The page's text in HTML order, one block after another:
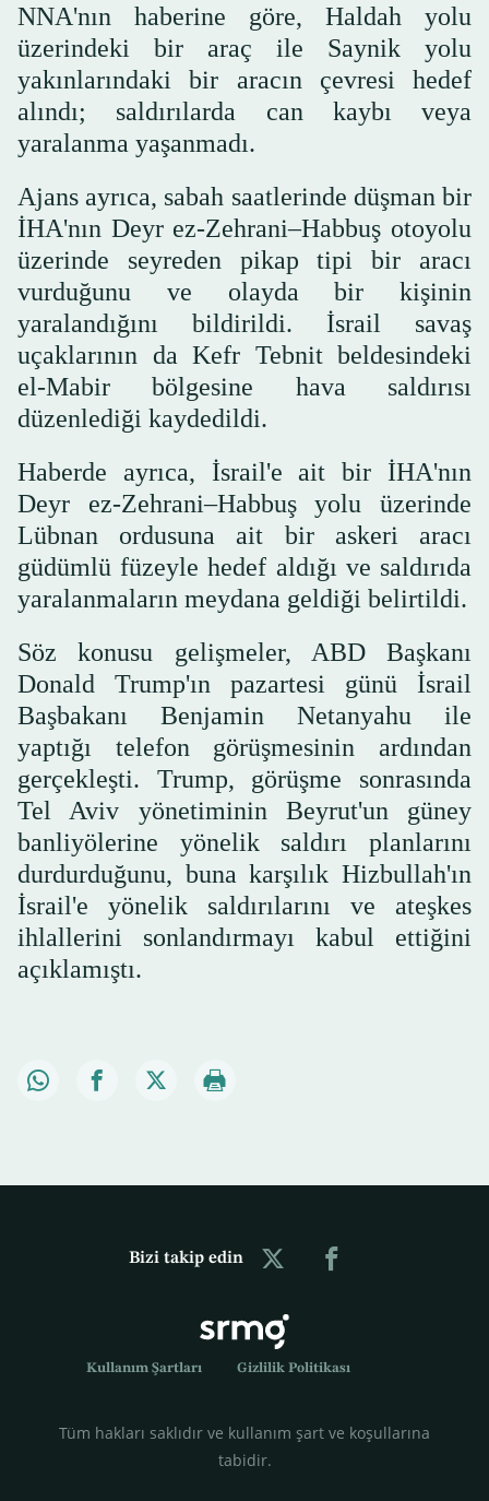
NNA'nın haberine göre, Haldah yolu
üzerindeki bir araç ile Saynik yolu
yakınlarındaki bir aracın çevresi hedef
alındı; saldırılarda can kaybı veya
yaralanma yaşanmadı.
Ajans ayrıca, sabah saatlerinde düşman bir
İHA'nın Deyr ez-Zehrani–Habbuş otoyolu
üzerinde seyreden pikap tipi bir aracı
vurduğunu ve olayda bir kişinin
yaralandığını bildirildi. İsrail savaş
uçaklarının da Kefr Tebnit beldesindeki
el-Mabir bölgesine hava saldırısı
düzenlediği kaydedildi.
Haberde ayrıca, İsrail'e ait bir İHA'nın
Deyr ez-Zehrani–Habbuş yolu üzerinde
Lübnan ordusuna ait bir askeri aracı
güdümlü füzeyle hedef aldığı ve saldırıda
yaralanmaların meydana geldiği belirtildi.
Söz konusu gelişmeler, ABD Başkanı
Donald Trump'ın pazartesi günü İsrail
Başbakanı Benjamin Netanyahu ile
yaptığı telefon görüşmesinin ardından
gerçekleşti. Trump, görüşme sonrasında
Tel Aviv yönetiminin Beyrut'un güney
banliyölerine yönelik saldırı planlarını
durdurduğunu, buna karşılık Hizbullah'ın
İsrail'e yönelik saldırılarını ve ateşkes
ihlallerini sonlandırmayı kabul ettiğini
açıklamıştı.
Bizi takip edin
Kullanım Şartları Gizlilik Politikası
Tüm hakları saklıdır ve kullanım şart ve koşullarına
tabidir.